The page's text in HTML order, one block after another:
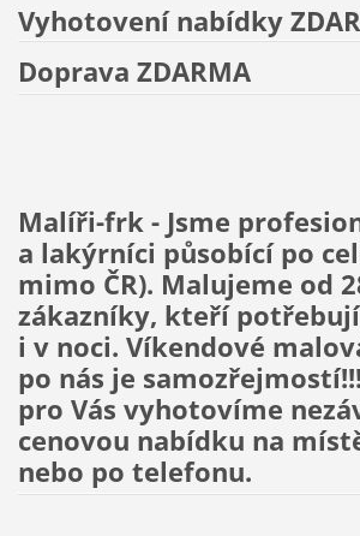
Vyhotovení nabídky
Doprava ZDARMA
Malíři-frk - Jsme
a lakýrníci působící po
mimo ČR). Malujeme od
zákazníky, kteří
i v noci. Víkendové
po nás je
pro Vás vyhotovíme
cenovou nabídku na
nebo po telefonu.